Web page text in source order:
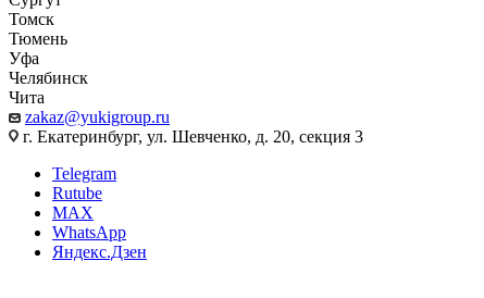
Томск
Тюмень
Уфа
Челябинск
Чита
zakaz@yukigroup.ru
г. Екатеринбург, ул. Шевченко, д. 20, секция 3
Telegram
Rutube
MAX
WhatsApp
Яндекс.Дзен